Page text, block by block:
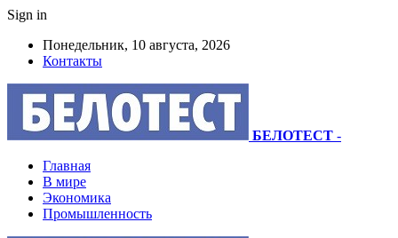
Sign in
Понедельник, 10 августа, 2026
Контакты
БЕЛОТЕСТ -
Главная
В мире
Экономика
Промышленность